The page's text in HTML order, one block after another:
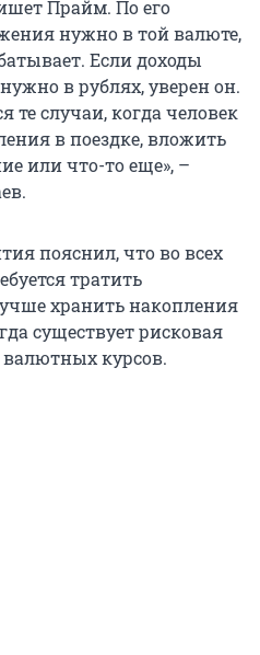
Прайм. По его
нужно в той валюте,
Если доходы
в рублях, уверен он.
случаи, когда человек
в поездке, вложить
или что-то еще», –
пояснил, что во всех
тратить
хранить накопления
существует рисковая
валютных курсов.